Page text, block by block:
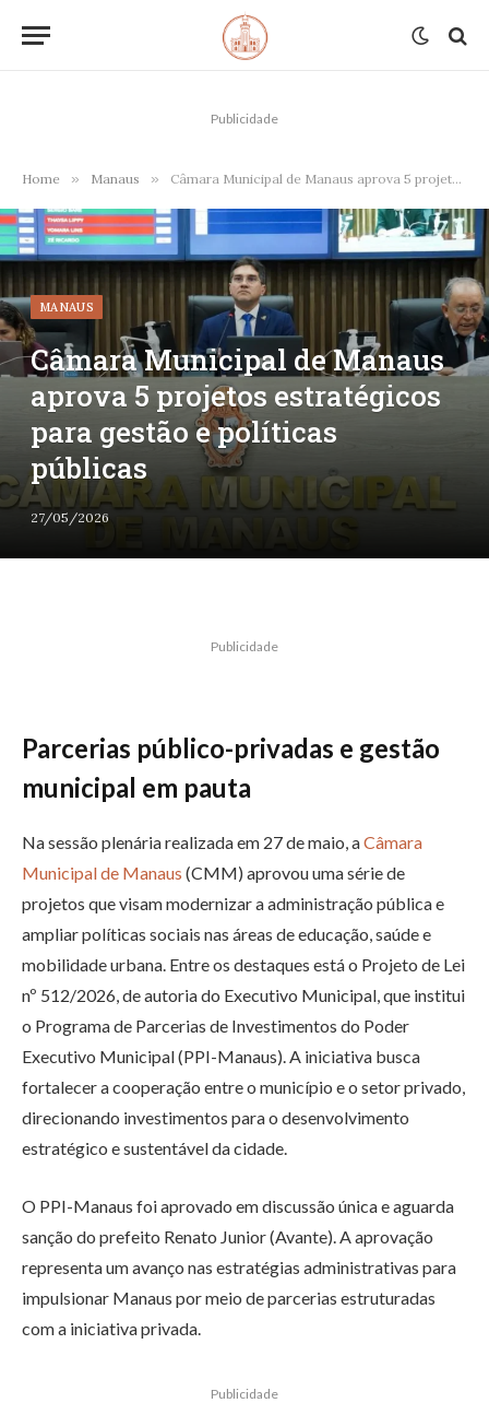
Publicidade
Home » Manaus » Câmara Municipal de Manaus aprova 5 projetos estratégicos para gestão e políticas públicas
MANAUS
Câmara Municipal de Manaus
aprova 5 projetos estratégicos
para gestão e políticas
públicas
27/05/2026
Publicidade
Parcerias público-privadas e gestão
municipal em pauta
Na sessão plenária realizada em 27 de maio, aCâmara
Municipal de Manaus (CMM) aprovou uma série de
projetos que visam modernizar a administração pública e
ampliar políticas sociais nas áreas de educação, saúde e
mobilidade urbana. Entre os destaques está o Projeto de Lei
nº 512/2026, de autoria do Executivo Municipal, que institui
o Programa de Parcerias de Investimentos do Poder
Executivo Municipal (PPI-Manaus). A iniciativa busca
fortalecer a cooperação entre o município e o setor privado,
direcionando investimentos para o desenvolvimento
estratégico e sustentável da cidade.
O PPI-Manaus foi aprovado em discussão única e aguarda
sanção do prefeito Renato Junior (Avante). A aprovação
representa um avanço nas estratégias administrativas para
impulsionar Manaus por meio de parcerias estruturadas
com a iniciativa privada.
Publicidade